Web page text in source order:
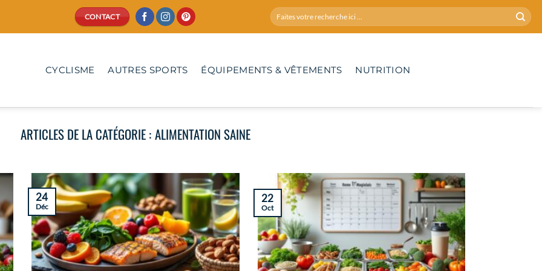
CONTACT
CYCLISME AUTRES SPORTS ÉQUIPEMENTS & VÊTEMENTS NUTRITION
ALIMENTATION SAINE
24
Déc
22
Oct